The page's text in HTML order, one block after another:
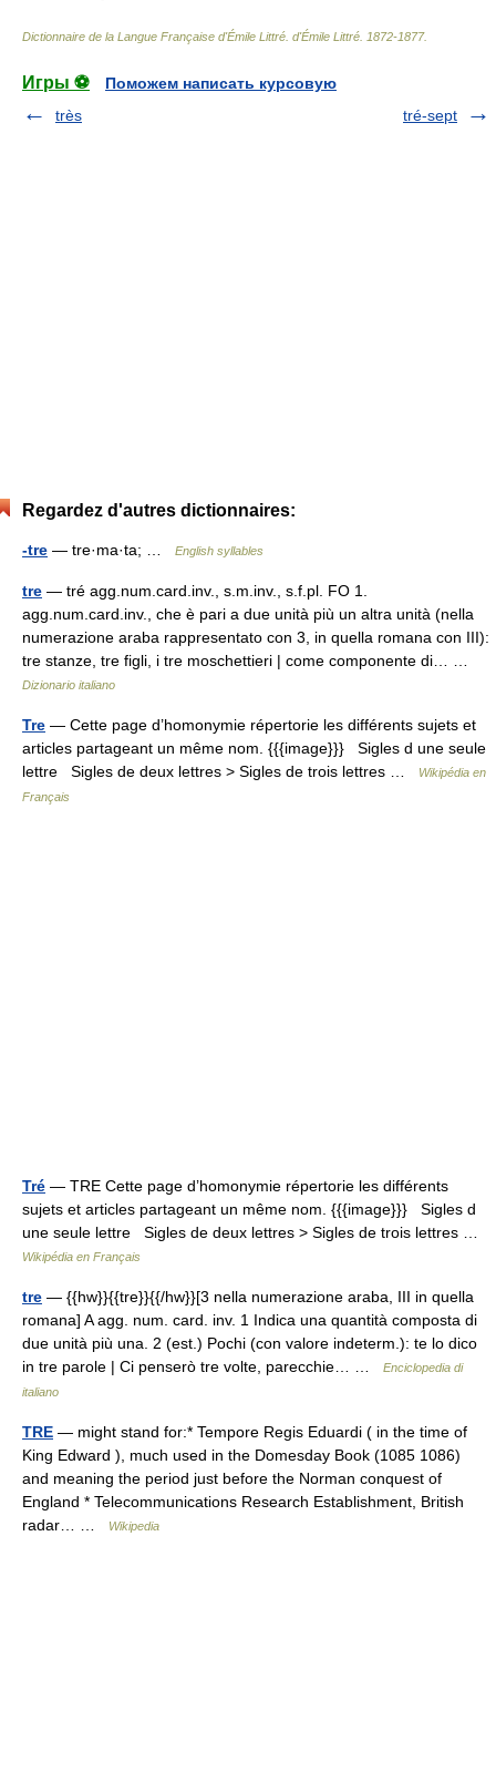
Dictionnaire de la Langue Française d'Émile Littré d'Émile Littré 1872-1877.
Игры ⚽
Поможем написать курсовую
très
tré-sept
Regardez d'autres dictionnaires:
-tre — tre·ma·ta; … English syllables
tre — tré agg.num.card.inv., s.m.inv., s.f.pl. FO 1.
agg.num.card.inv., che è pari a due unità più un altra unità (nella
numerazione araba rappresentato con 3, in quella romana con III):
tre stanze, tre figli, i tre moschettieri | come componente di… …
Dizionario italiano
Tre — Cette page d’homonymie répertorie les différents sujets et
articles partageant un même nom. {{{image}}} Sigles d une seule
lettre Sigles de deux lettres > Sigles de trois lettres …
Wikipédia en
Français
Tré — TRE Cette page d’homonymie répertorie les différents
sujets et articles partageant un même nom. {{{image}}} Sigles d
une seule lettre Sigles de deux lettres > Sigles de trois lettres …
Wikipédia en Français
tre — {{hw}}{{tre}}{{/hw}}[3 nella numerazione araba, III in quella
romana] A agg. num. card. inv. 1 Indica una quantità composta di
due unità più una. 2 (est.) Pochi (con valore indeterm.): te lo dico
in tre parole | Ci penserò tre volte, parecchie… …
Enciclopedia di
italiano
TRE — might stand for:* Tempore Regis Eduardi ( in the time of
King Edward ), much used in the Domesday Book (1085 1086)
and meaning the period just before the Norman conquest of
England * Telecommunications Research Establishment, British
radar… …
Wikipedia